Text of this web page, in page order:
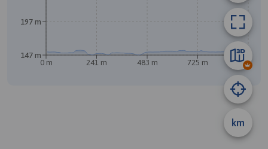
km
0 m 241 m 483 m 725 m 966 m
147 m
197 m